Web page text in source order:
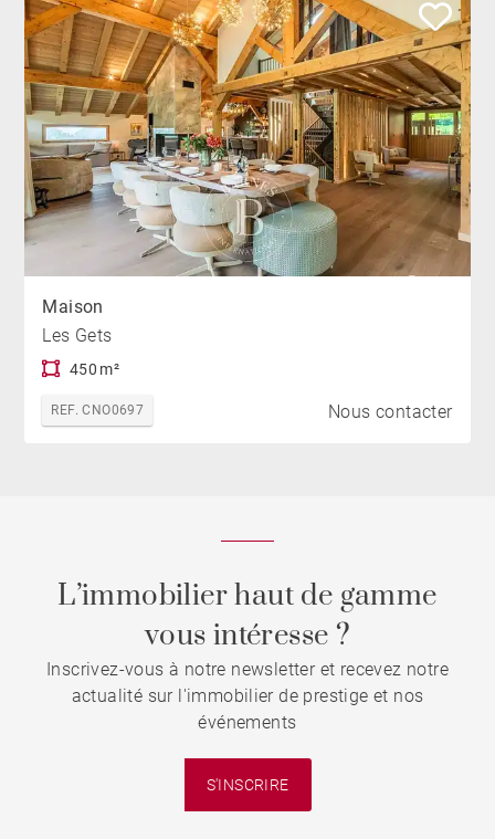
Maison
Les Gets
450 m²
REF. CNO0697 Nous contacter
L’immobilier haut de gamme
vous intéresse ?
Inscrivez-vous à notre newsletter et recevez notre
actualité sur l'immobilier de prestige et nos
événements
S'INSCRIRE